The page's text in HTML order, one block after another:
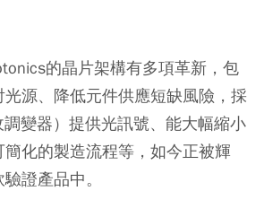
的晶片架構有多項革新，包
源、降低元件供應短缺風險，採
調變器）提供光訊號、能大幅縮小
化的製造流程等，如今正被輝
證產品中。